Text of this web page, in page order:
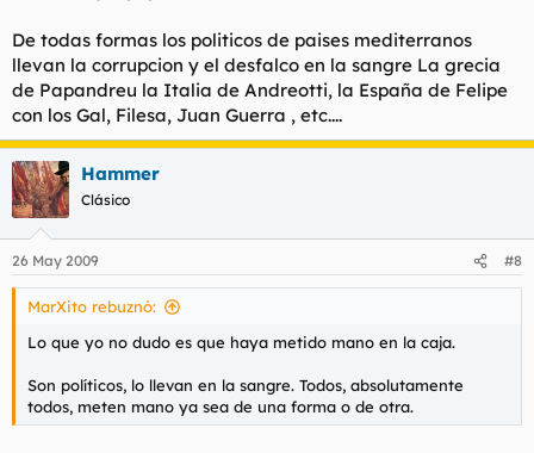
De todas formas los politicos de paises mediterranos
llevan la corrupcion y el desfalco en la sangre La grecia
de Papandreu la Italia de Andreotti, la España de Felipe
con los Gal, Filesa, Juan Guerra , etc....
Hammer
Clásico
26 May 2009 #8
MarXito rebuznó:
Lo que yo no dudo es que haya metido mano en la caja.
Son políticos, lo llevan en la sangre. Todos, absolutamente
todos, meten mano ya sea de una forma o de otra.